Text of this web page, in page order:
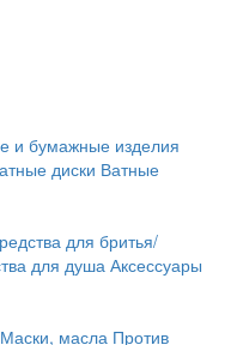
и бумажные изделия
диски Ватные
для бритья/
для душа Аксессуары
Маски, масла Против